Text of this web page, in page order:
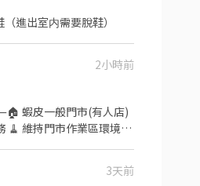
注意事項】： 1.可以穿拖鞋（進出室内需要脫鞋）
2小時前
蝦皮一般門市(有人店)
🧹 維持門市作業區環境與
人店 🛵 鄰近門市調店支
3天前